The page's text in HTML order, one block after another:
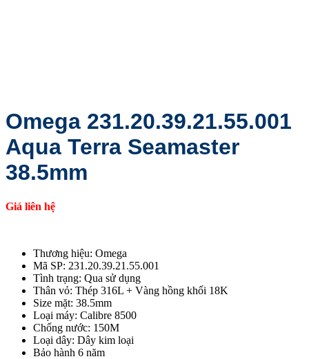
Omega 231.20.39.21.55.001
Aqua Terra Seamaster
38.5mm
Giá liên hệ
Thương hiệu: Omega
Mã SP: 231.20.39.21.55.001
Tình trạng: Qua sử dụng
Thân vỏ: Thép 316L + Vàng hồng khối 18K
Size mặt: 38.5mm
Loại máy: Calibre 8500
Chống nước: 150M
Loại dây: Dây kim loại
Bảo hành 6 năm